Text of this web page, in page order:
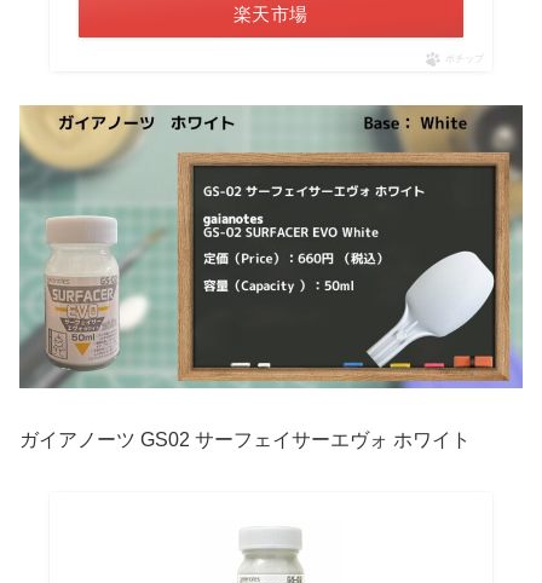
楽天市場
ポチップ
ガイアノーツ GS02 サーフェイサーエヴォ ホワイト